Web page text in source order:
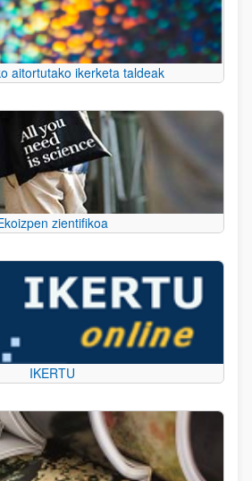
aitortutako ikerketa taldeak
zientifikoa
IKERTU